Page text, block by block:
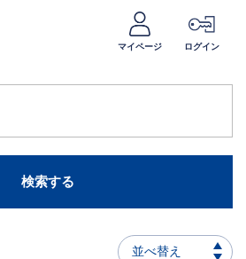
マイページ ログイン
検索する
並べ替え